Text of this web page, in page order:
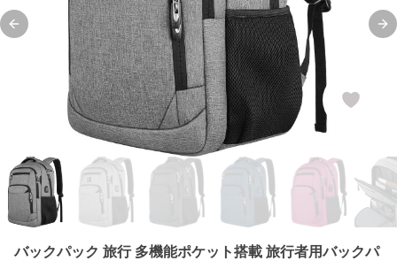
Previous slide
バックパック 旅行 多機能ポケット搭載 旅行者用バックパ